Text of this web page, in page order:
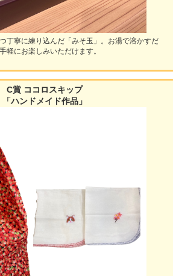
丁寧に練り込んだ「みそ玉」。お湯で溶かすだ
軽にお楽しみいただけます。
C賞 ココロスキップ
「ハンドメイド作品」